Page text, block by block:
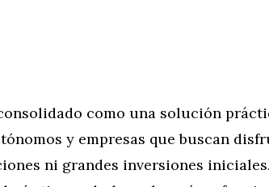
como una solución
y empresas que buscan
ni grandes inversiones